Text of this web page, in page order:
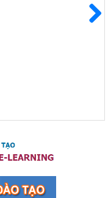
đảm bảo trật tự,
sở giáo dục trên địa
phòng ngừa, đấu
quan đến hoạt động
27/05/2023 của
động tổ chức đánh